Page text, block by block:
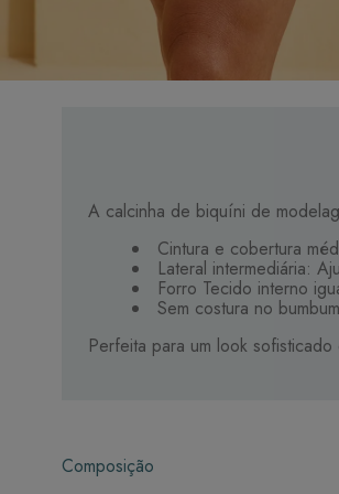
A calcinha de biquíni de
Cintura e cobertura
Lateral intermediária:
Forro Tecido interno
Sem costura no
Perfeita para um look
Composição